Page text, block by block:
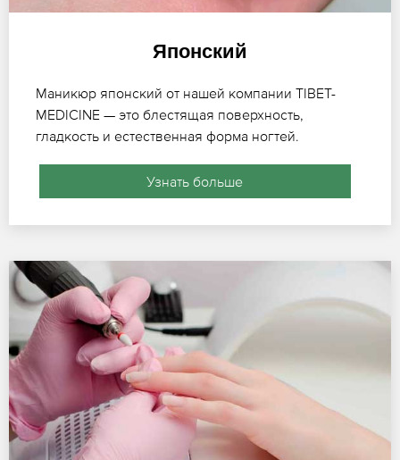
Японский
Маникюр японский от нашей компании TIBET-
MEDICINE — это блестящая поверхность,
гладкость и естественная форма ногтей.
Узнать больше